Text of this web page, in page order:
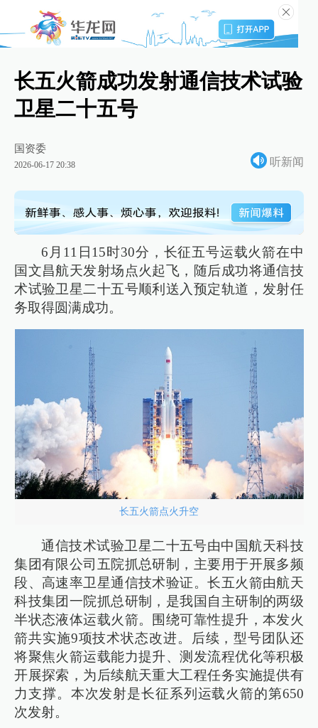
长五火箭成功发射通信技术试验
卫星二十五号
国资委
2026-06-17 20:38 听新闻
6月11日15时30分，长征五号运载火箭在中
国文昌航天发射场点火起飞，随后成功将通信技
术试验卫星二十五号顺利送入预定轨道，发射任
务取得圆满成功。
长五火箭点火升空
通信技术试验卫星二十五号由中国航天科技
集团有限公司五院抓总研制，主要用于开展多频
段、高速率卫星通信技术验证。长五火箭由航天
科技集团一院抓总研制，是我国自主研制的两级
半状态液体运载火箭。围绕可靠性提升，本发火
箭共实施9项技术状态改进。后续，型号团队还
将聚焦火箭运载能力提升、测发流程优化等积极
开展探索，为后续航天重大工程任务实施提供有
力支撑。本次发射是长征系列运载火箭的第650
次发射。